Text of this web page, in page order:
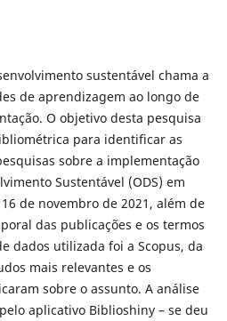
sustentável chama a
de aprendizagem ao longo de
O objetivo desta pesquisa
para identificar as
sobre a implementação
Sustentável (ODS) em
de novembro de 2021, além de
das publicações e os termos
dados utilizada foi a Scopus, da
mais relevantes e os
sobre o assunto. A análise
aplicativo Biblioshiny – se deu